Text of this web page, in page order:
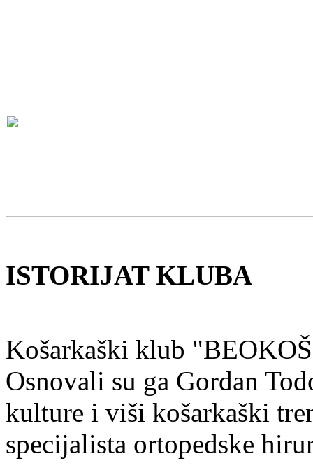
ISTORIJAT KLUBA
Košarkaški klub
Osnovali su ga Gordan
kulture i viši košarkaški
specijalista ortopedske